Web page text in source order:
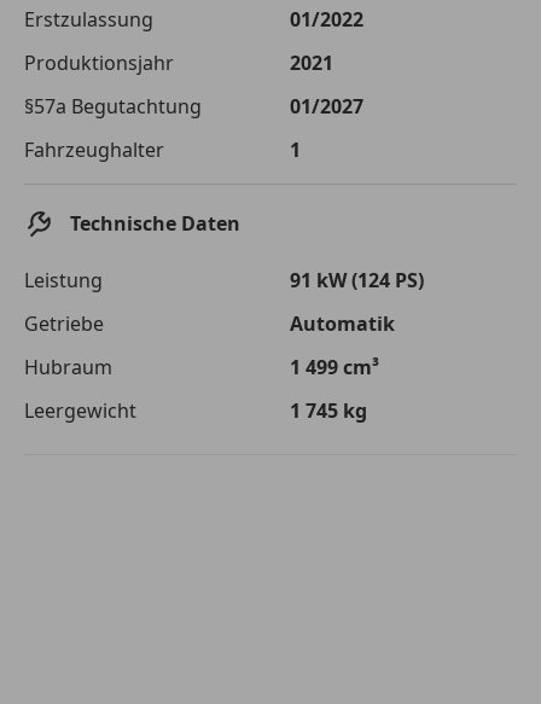
Die tatsächlichen Konditionen sind abhängig von Ihrer Bonität sowie
von der von Ihnen gewählten Bank. Rückzahlungszeitraum 1-10
Jahre. Zinsspanne Sollzinssatz: 2,90% - 14,90%.
Jetzt berechnen
Erstzulassung
01/2022
Produktionsjahr
2021
§57a Begutachtung
01/2027
Fahrzeughalter
1
Technische Daten
Leistung
91 kW (124 PS)
Getriebe
Automatik
Hubraum
1 499 cm³
Leergewicht
1 745 kg